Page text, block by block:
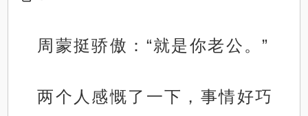
周蒙挺骄傲：“就是你老公。”
两个人感慨了一下，事情好巧